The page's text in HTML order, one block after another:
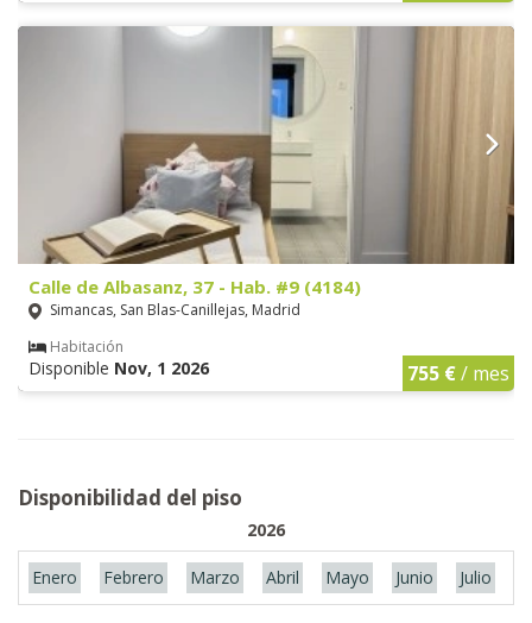
Calle de Albasanz, 37 - Hab. #9 (4184)
Simancas, San Blas-Canillejas, Madrid
Habitación
Disponible Nov, 1 2026 755 €/ mes
Disponibilidad del piso
2026
Enero Febrero Marzo Abril Mayo Junio Julio